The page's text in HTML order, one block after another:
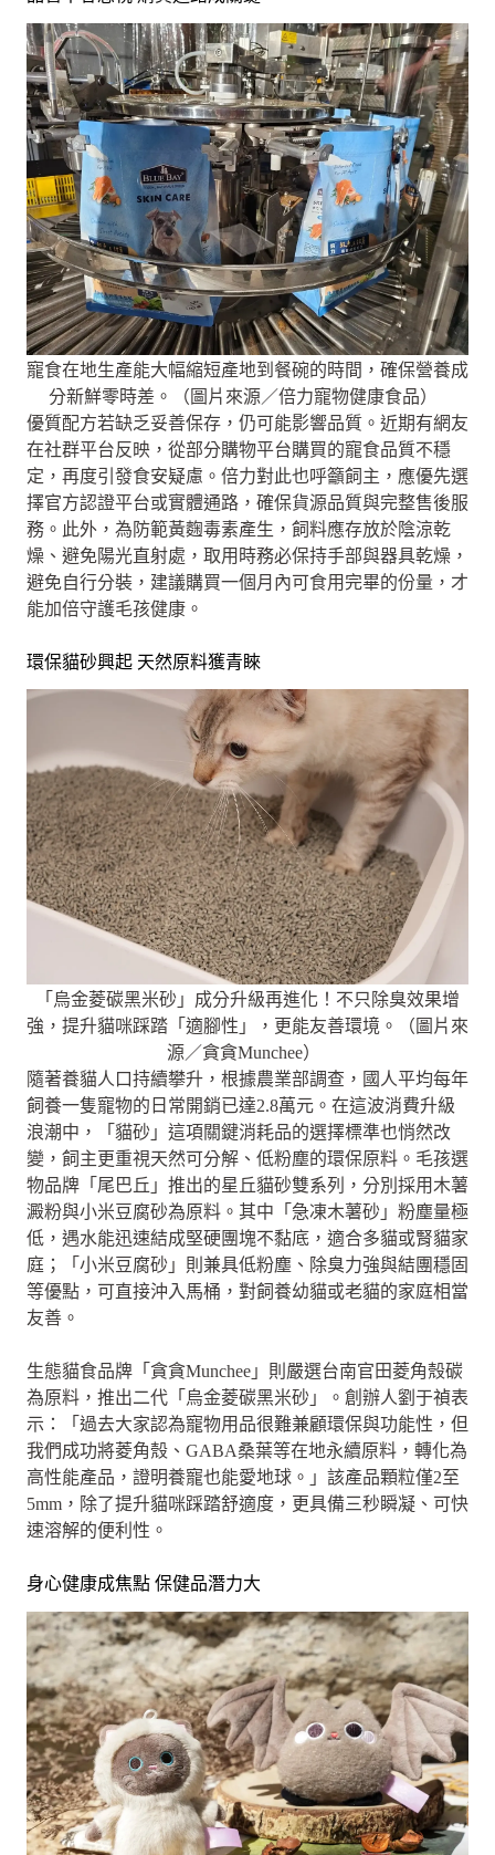
寵食在地生產能大幅縮短產地到餐碗的時間，確保營養成
分新鮮零時差。（圖片來源／倍力寵物健康食品）
優質配方若缺乏妥善保存，仍可能影響品質。近期有網友
在社群平台反映，從部分購物平台購買的寵食品質不穩
定，再度引發食安疑慮。倍力對此也呼籲飼主，應優先選
擇官方認證平台或實體通路，確保貨源品質與完整售後服
務。此外，為防範黃麴毒素產生，飼料應存放於陰涼乾
燥、避免陽光直射處，取用時務必保持手部與器具乾燥，
避免自行分裝，建議購買一個月內可食用完畢的份量，才
能加倍守護毛孩健康。
環保貓砂興起 天然原料獲青睞
「烏金菱碳黑米砂」成分升級再進化！不只除臭效果增
強，提升貓咪踩踏「適腳性」，更能友善環境。（圖片來
源／貪貪Munchee）
隨著養貓人口持續攀升，根據農業部調查，國人平均每年
飼養一隻寵物的日常開銷已達2.8萬元。在這波消費升級
浪潮中，「貓砂」這項關鍵消耗品的選擇標準也悄然改
變，飼主更重視天然可分解、低粉塵的環保原料。毛孩選
物品牌「尾巴丘」推出的星丘貓砂雙系列，分別採用木薯
澱粉與小米豆腐砂為原料。其中「急凍木薯砂」粉塵量極
低，遇水能迅速結成堅硬團塊不黏底，適合多貓或腎貓家
庭；「小米豆腐砂」則兼具低粉塵、除臭力強與結團穩固
等優點，可直接沖入馬桶，對飼養幼貓或老貓的家庭相當
友善。
生態貓食品牌「貪貪Munchee」則嚴選台南官田菱角殼碳
為原料，推出二代「烏金菱碳黑米砂」。創辦人劉于禎表
示：「過去大家認為寵物用品很難兼顧環保與功能性，但
我們成功將菱角殼、GABA桑葉等在地永續原料，轉化為
高性能產品，證明養寵也能愛地球。」該產品顆粒僅2至
5mm，除了提升貓咪踩踏舒適度，更具備三秒瞬凝、可快
速溶解的便利性。
身心健康成焦點 保健品潛力大